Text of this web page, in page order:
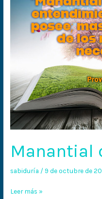
Manantial
sabiduría /9 de octubre de
Leer más »